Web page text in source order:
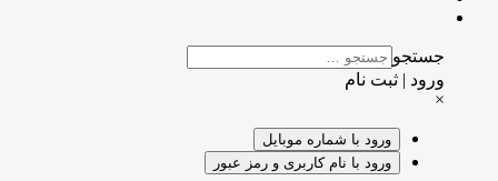
جستجو
ورود | ثبت نام
×
ورود با شماره موبایل
ورود با نام کاربری و رمز عبور